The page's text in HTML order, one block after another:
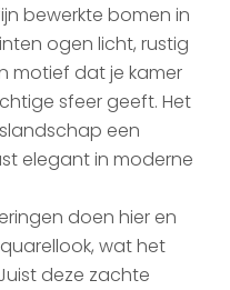
bewerkte bomen in
ogen licht, rustig
motief dat je kamer
sfeer geeft. Het
een
elegant in moderne
doen hier en
wat het
deze zachte